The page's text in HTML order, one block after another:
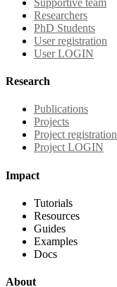
Researchers
PhD Students
User registration
User LOGIN
Research
Publications
Projects
Project registration
Project LOGIN
Impact
Tutorials
Resources
Guides
Examples
Docs
About